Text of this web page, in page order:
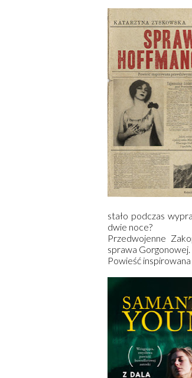
stało podczas
dwie noce?
Przedwojenne
sprawa Gorgonowej.
Powieść